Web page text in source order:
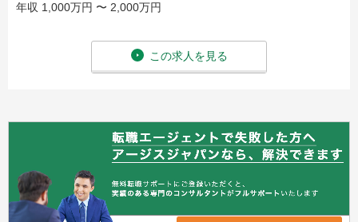
年収 1,000万円 〜 2,000万円
この求人を見る